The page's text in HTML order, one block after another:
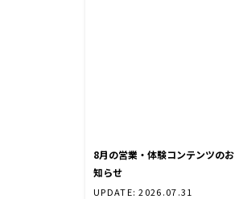
8月の営業・体験コンテンツのお
知らせ
UPDATE: 2026.07.31